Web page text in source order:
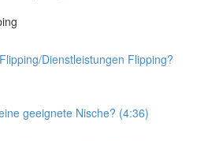
Dienstleistungen Flipping?
geeignete Nische? (4:36)